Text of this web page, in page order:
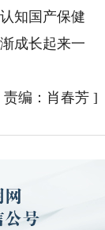
知国产保健
成长起来一
责编：肖春芳]